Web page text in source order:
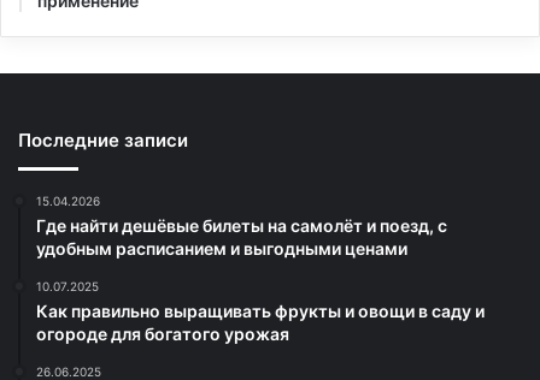
Последние записи
15.04.2026
Где найти дешёвые билеты на самолёт и поезд, с
удобным расписанием и выгодными ценами
10.07.2025
Как правильно выращивать фрукты и овощи в саду и
огороде для богатого урожая
26.06.2025